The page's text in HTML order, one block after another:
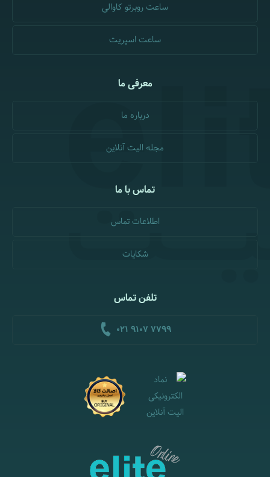
ساعت روبرتو کاوالی
ساعت اسپریت
معرفی ما
درباره ما
مجله الیت آنلاین
تماس با ما
اطلاعات تماس
شکایات
تلفن تماس
021 9107 7799